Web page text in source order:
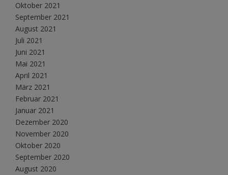
Oktober 2021
September 2021
August 2021
Juli 2021
Juni 2021
Mai 2021
April 2021
März 2021
Februar 2021
Januar 2021
Dezember 2020
November 2020
Oktober 2020
September 2020
August 2020